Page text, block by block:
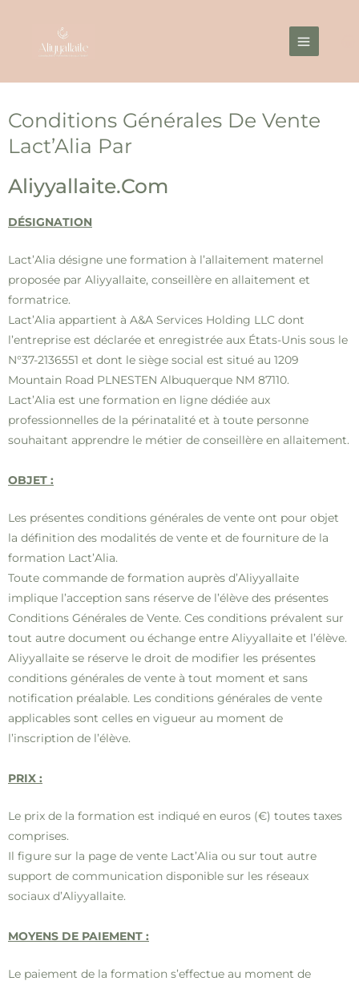
contenu
Menu
Conditions Générales De Vente
Lact’Alia Par
Aliyyallaite.com
DÉSIGNATION
Lact’Alia désigne une formation à l’allaitement maternel
proposée par Aliyyallaite, conseillère en allaitement et
formatrice.
Lact’Alia appartient à A&A Services Holding LLC dont
l’entreprise est déclarée et enregistrée aux États-Unis sous le
N°37-2136551 et dont le siège social est situé au 1209
Mountain Road PLNESTEN Albuquerque NM 87110.
Lact’Alia est une formation en ligne dédiée aux
professionnelles de la périnatalité et à toute personne
souhaitant apprendre le métier de conseillère en allaitement.
OBJET :
Les présentes conditions générales de vente ont pour objet
la définition des modalités de vente et de fourniture de la
formation Lact’Alia.
Toute commande de formation auprès d’Aliyyallaite
implique l’acception sans réserve de l’élève des présentes
Conditions Générales de Vente. Ces conditions prévalent sur
tout autre document ou échange entre Aliyyallaite et l’élève.
Aliyyallaite se réserve le droit de modifier les présentes
conditions générales de vente à tout moment et sans
notification préalable. Les conditions générales de vente
applicables sont celles en vigueur au moment de
l’inscription de l’élève.
PRIX :
Le prix de la formation est indiqué en euros (€) toutes taxes
comprises.
Il figure sur la page de vente Lact’Alia ou sur tout autre
support de communication disponible sur les réseaux
sociaux d’Aliyyallaite.
MOYENS DE PAIEMENT :
Le paiement de la formation s’effectue au moment de